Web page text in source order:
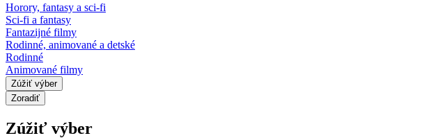
Horory, fantasy a sci-fi
Sci-fi a fantasy
Fantazijné filmy
Rodinné, animované a detské
Rodinné
Animované filmy
Zúžiť výber
Zoradiť
Zúžiť výber